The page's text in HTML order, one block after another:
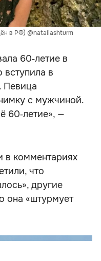
в РФ) @nataliashturm
60‑летие в
вступила в
Певица
с мужчиной.
60‑летие», —
в комментариях
что
другие
она «штурмует